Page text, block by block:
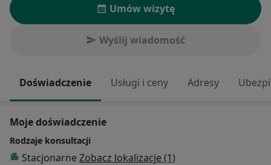
Umów wizytę
Wyślij wiadomość
Doświadczenie Usługi i ceny Adresy
Moje doświadczenie
Rodzaje konsultacji
Stacjonarne Zobacz lokalizacje (1)